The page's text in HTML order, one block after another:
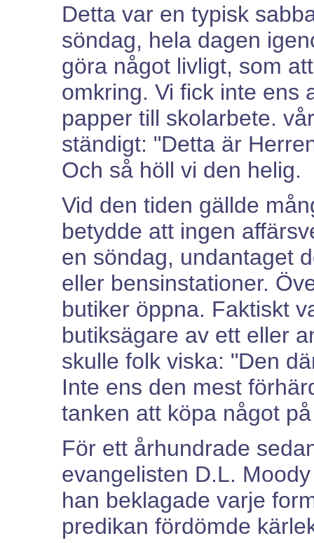
Detta var en typisk
söndag, hela dagen
göra något livligt, som
omkring. Vi fick inte ens
papper till skolarbete.
ständigt: "Detta är
Och så höll vi den helig.
Vid den tiden gällde
betydde att ingen
en söndag, undantaget
eller bensinstationer.
butiker öppna. Faktiskt
butiksägare av ett eller
skulle folk viska: "Den
Inte ens den mest
tanken att köpa något
För ett århundrade
evangelisten D.L.
han beklagade varje
predikan fördömde